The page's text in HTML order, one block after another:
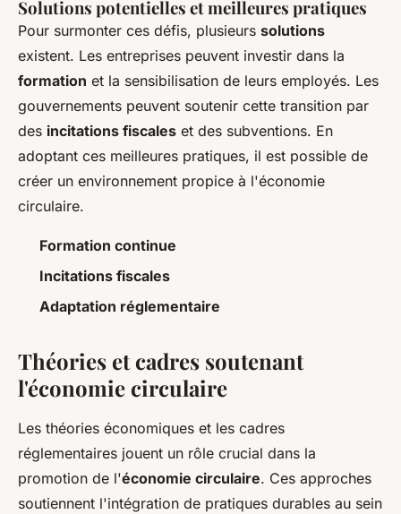
Solutions potentielles et meilleures pratiques
Pour surmonter ces défis, plusieurs solutions
existent. Les entreprises peuvent investir dans la
formation et la sensibilisation de leurs employés. Les
gouvernements peuvent soutenir cette transition par
des incitations fiscales et des subventions. En
adoptant ces meilleures pratiques, il est possible de
créer un environnement propice à l'économie
circulaire.
Formation continue
Incitations fiscales
Adaptation réglementaire
Théories et cadres soutenant
l'économie circulaire
Les théories économiques et les cadres
réglementaires jouent un rôle crucial dans la
promotion de l'économie circulaire. Ces approches
soutiennent l'intégration de pratiques durables au sein